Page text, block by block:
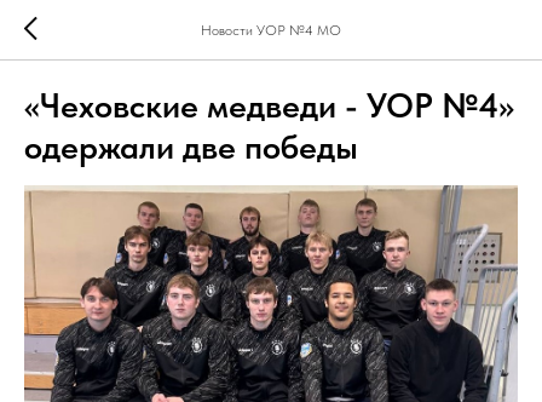
Новости УОР №4 МО
«Чеховские медведи - УОР №4»
одержали две победы